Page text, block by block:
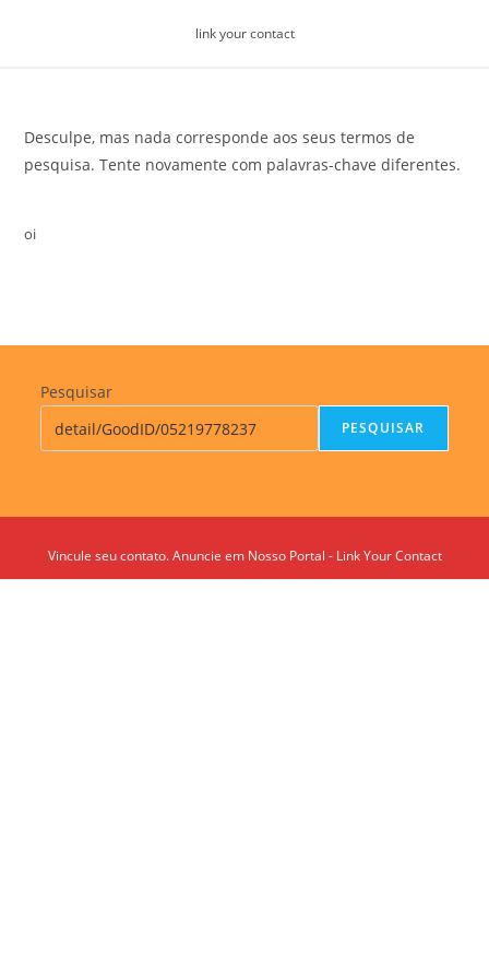
link your contact
Desculpe, mas nada corresponde aos seus termos de
pesquisa. Tente novamente com palavras-chave diferentes.
oi
Pesquisar
PESQUISAR
Vincule seu contato. Anuncie em Nosso Portal - Link Your Contact